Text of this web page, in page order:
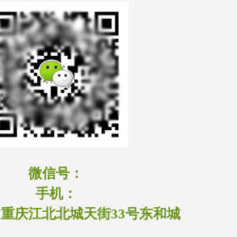
微信号：
手机：
重庆江北北城天街33号东和城